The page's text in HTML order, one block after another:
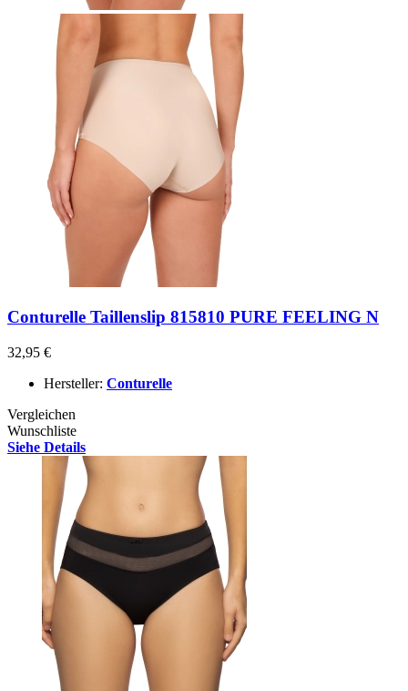
Conturelle Taillenslip 815810 PURE FEELING N
32,95 €
Hersteller: Conturelle
Vergleichen
Wunschliste
Siehe Details